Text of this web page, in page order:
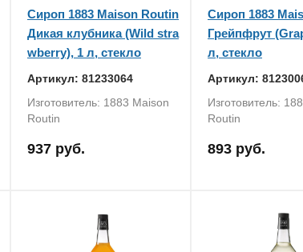
Сироп 1883 Maison Routin
Дикая клубника (Wild stra
wberry), 1 л, стекло
Артикул: 81233064
Изготовитель: 1883 Maison
Routin
937 руб.
Сироп 1883
Грейпфрут
л, стекло
Артикул:
Изготовитель:
Routin
893 руб.